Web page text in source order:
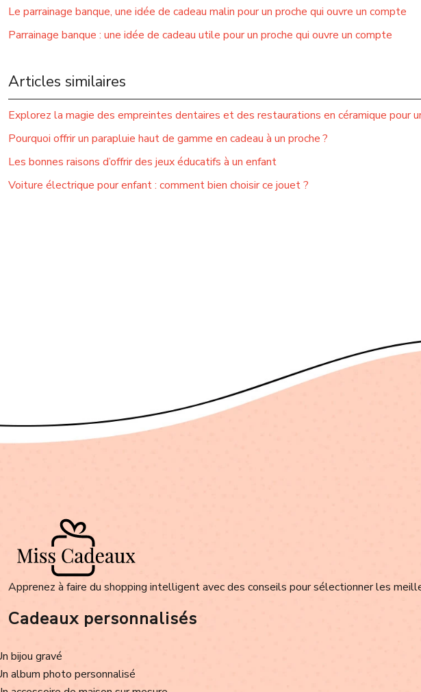
Le parrainage banque, une idée de cadeau malin pour un proche qui ouvre un compte
Parrainage banque : une idée de cadeau utile pour un proche qui ouvre un compte
Articles similaires
Explorez la magie des empreintes dentaires et des restaurations en céramique pour
Pourquoi offrir un parapluie haut de gamme en cadeau à un proche ?
Les bonnes raisons d’offrir des jeux éducatifs à un enfant
Voiture électrique pour enfant : comment bien choisir ce jouet ?
Apprenez à faire du shopping intelligent avec des conseils pour sélectionner les
Cadeaux personnalisés
bijou gravé
album photo personnalisé